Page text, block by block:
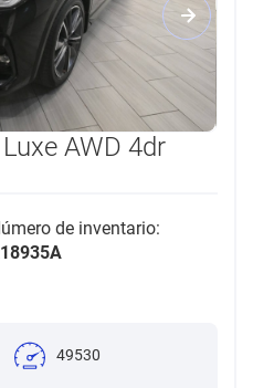
AWD 4dr
de inventario:
49530